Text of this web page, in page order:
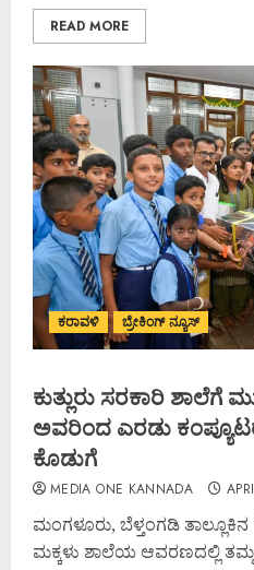
READ MORE
ಕರಾವಳಿ ಬ್ರೇಕಿಂಗ್ ನ್ಯೂಸ್
ಕುತ್ಲುರು ಸರಕಾರಿ ಶಾಲೆಗೆ
ಅವರಿಂದ ಎರಡು
ಕೊಡುಗೆ
MEDIA ONE KANNADA
ಮಂಗಳೂರು, ಬೆಳ್ತಂಗಡಿ
ಮಕ್ಕಳು ಶಾಲೆಯ ಆವರಣದಲ್ಲಿ